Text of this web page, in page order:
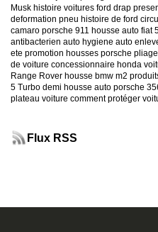
Musk histoire voitures ford drap
deformation pneu histoire de ford
camaro porsche 911 housse auto fiat
antibacterien auto hygiene auto
ete promotion housses porsche
de voiture concessionnaire honda
Range Rover housse bmw m2
5 Turbo demi housse auto porsche
plateau voiture comment protéger
Flux RSS